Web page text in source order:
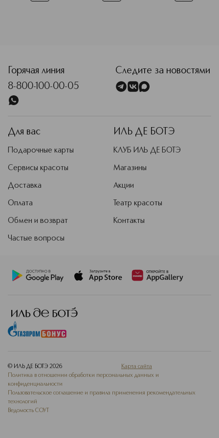
Горячая линия
8-800-100-00-05
Следите за новостями
Для вас
Подарочные карты
Сервисы красоты
Доставка
Оплата
Обмен и возврат
Частые вопросы
ИЛЬ ДЕ БОТЭ
КЛУБ ИЛЬ ДЕ БОТЭ
Магазины
Акции
Театр красоты
Контакты
© ИЛЬ ДЕ БОТЭ 2026
Карта сайта
Политика в отношении обработки персональных данных и
конфиденциальности
Пользовательское соглашение и правила применения рекомендательных
технологий
Ведомость СОУТ